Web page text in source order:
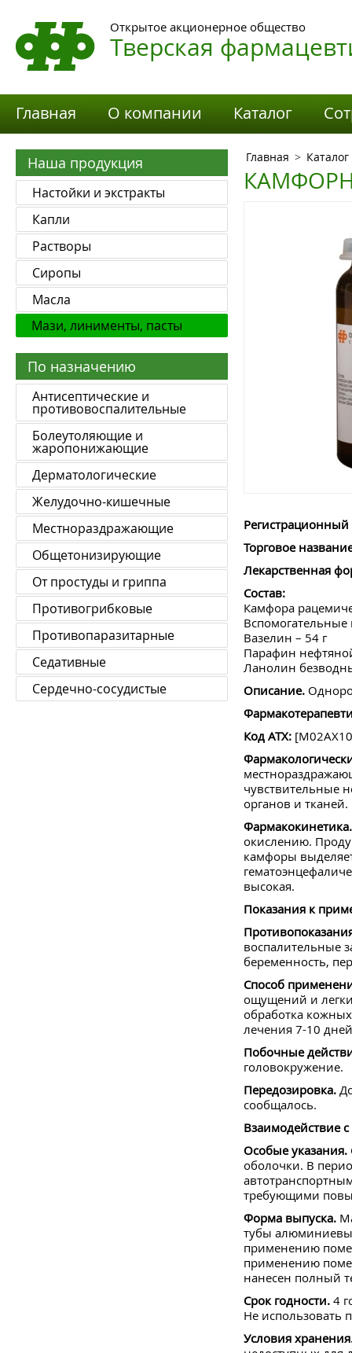
Открытое акционерное общество
Тверская
Главная О компании Каталог
Наша продукция
Настойки и экстракты
Капли
Растворы
Сиропы
Масла
Мази, линименты, пасты
По назначению
Антисептические и
противовоспалительные
Болеутоляющие и
жаропонижающие
Дерматологические
Желудочно-кишечные
Местнораздражающие
Общетонизирующие
От простуды и гриппа
Противогрибковые
Противопаразитарные
Седативные
Сердечно-сосудистые
Главная > Каталог
Торговое
Лекарственная
Состав:
Камфора
Вспомогательные
Вазелин – 54 г
Парафин
Ланолин
Описание.
Код АТХ:
чувствительные
органов и тканей.
Фармакокинетика.
окислению.
камфоры
высокая.
Показания к
воспалительные
беременность,
Способ
ощущений и
обработка
лечения 7-10
Побочные
головокружение.
Передозировка.
сообщалось.
Взаимодействие
Особые указания.
оболочки. В
требующими
Форма выпуска.
тубы
применению
применению
нанесен полный
Срок годности. 4
Не использовать
Условия